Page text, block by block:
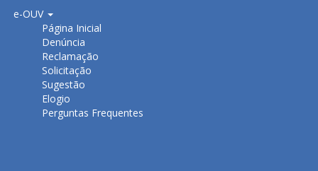
e-OUV
Página Inicial
Denúncia
Reclamação
Solicitação
Sugestão
Elogio
Perguntas Frequentes